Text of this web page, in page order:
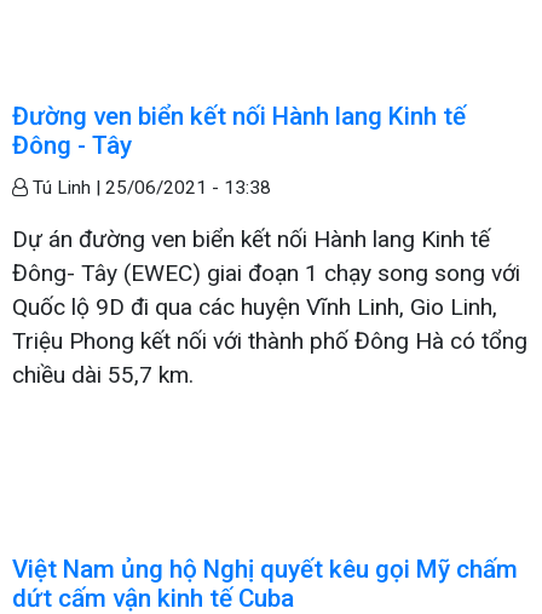
Đường ven biển kết nối Hành lang Kinh tế
Đông - Tây
Tú Linh | 25/06/2021 - 13:38
Dự án đường ven biển kết nối Hành lang Kinh tế
Đông- Tây (EWEC) giai đoạn 1 chạy song song với
Quốc lộ 9D đi qua các huyện Vĩnh Linh, Gio Linh,
Triệu Phong kết nối với thành phố Đông Hà có tổng
chiều dài 55,7 km.
Việt Nam ủng hộ Nghị quyết kêu gọi Mỹ chấm
dứt cấm vận kinh tế Cuba